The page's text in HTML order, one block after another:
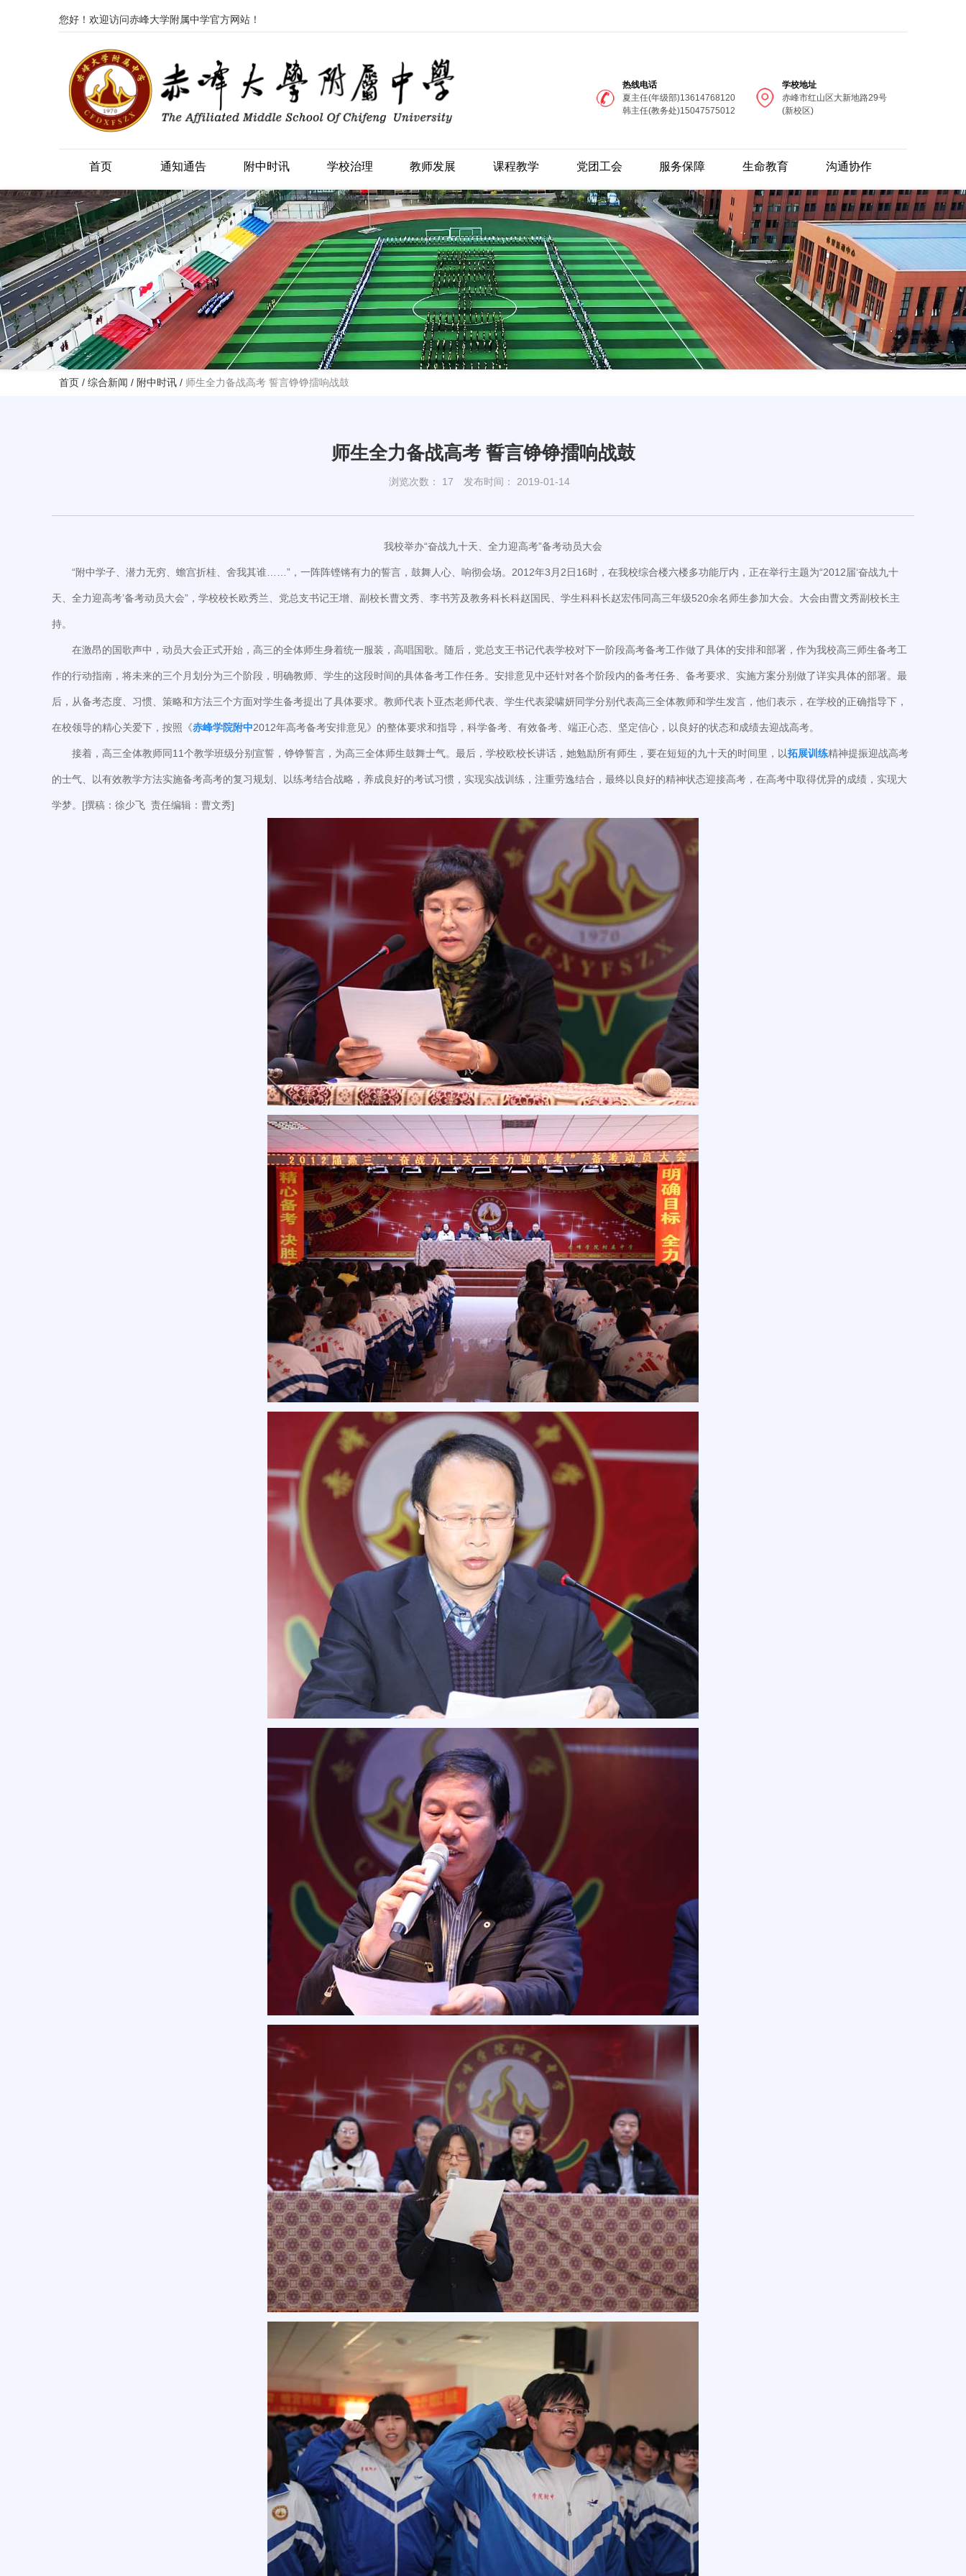
您好！欢迎访问赤峰大学附属中学官方网站！
热线电话
夏主任(年级部)13614768120
韩主任(教务处)15047575012
学校地址
赤峰市红山区大新地路29号
(新校区)
首页 通知通告 附中时讯 学校治理 教师发展 课程教学 党团工会 服务保障 生命教育 沟通协作
首页 / 综合新闻 / 附中时讯 / 师生全力备战高考 誓言铮铮擂响战鼓
师生全力备战高考 誓言铮铮擂响战鼓
浏览次数： 17 发布时间： 2019-01-14
我校举办“奋战九十天、全力迎高考”备考动员大会
“附中学子、潜力无穷、蟾宫折桂、舍我其谁……”，一阵阵铿锵有力的誓言，鼓舞人心、响彻会场。2012年3月2日16时，在我校综合楼六楼多功能厅内，正在举行主题为“2012届‘奋战九十
天、全力迎高考’备考动员大会”，学校校长欧秀兰、党总支书记王增、副校长曹文秀、李书芳及教务科长科赵国民、学生科科长赵宏伟同高三年级520余名师生参加大会。大会由曹文秀副校长主
持。
在激昂的国歌声中，动员大会正式开始，高三的全体师生身着统一服装，高唱国歌。随后，党总支王书记代表学校对下一阶段高考备考工作做了具体的安排和部署，作为我校高三师生备考工
作的行动指南，将未来的三个月划分为三个阶段，明确教师、学生的这段时间的具体备考工作任务。安排意见中还针对各个阶段内的备考任务、备考要求、实施方案分别做了详实具体的部署。最
后，从备考态度、习惯、策略和方法三个方面对学生备考提出了具体要求。教师代表卜亚杰老师代表、学生代表梁啸妍同学分别代表高三全体教师和学生发言，他们表示，在学校的正确指导下，
在校领导的精心关爱下，按照《赤峰学院附中2012年高考备考安排意见》的整体要求和指导，科学备考、有效备考、端正心态、坚定信心，以良好的状态和成绩去迎战高考。
接着，高三全体教师同11个教学班级分别宣誓，铮铮誓言，为高三全体师生鼓舞士气。最后，学校欧校长讲话，她勉励所有师生，要在短短的九十天的时间里，以拓展训练精神提振迎战高考
的士气、以有效教学方法实施备考高考的复习规划、以练考结合战略，养成良好的考试习惯，实现实战训练，注重劳逸结合，最终以良好的精神状态迎接高考，在高考中取得优异的成绩，实现大
学梦。[撰稿：徐少飞 责任编辑：曹文秀]